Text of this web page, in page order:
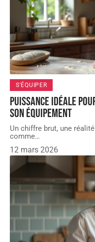
S'ÉQUIPER
Puissance idéale
son équipement
Un chiffre brut, une
comme…
12 mars 2026